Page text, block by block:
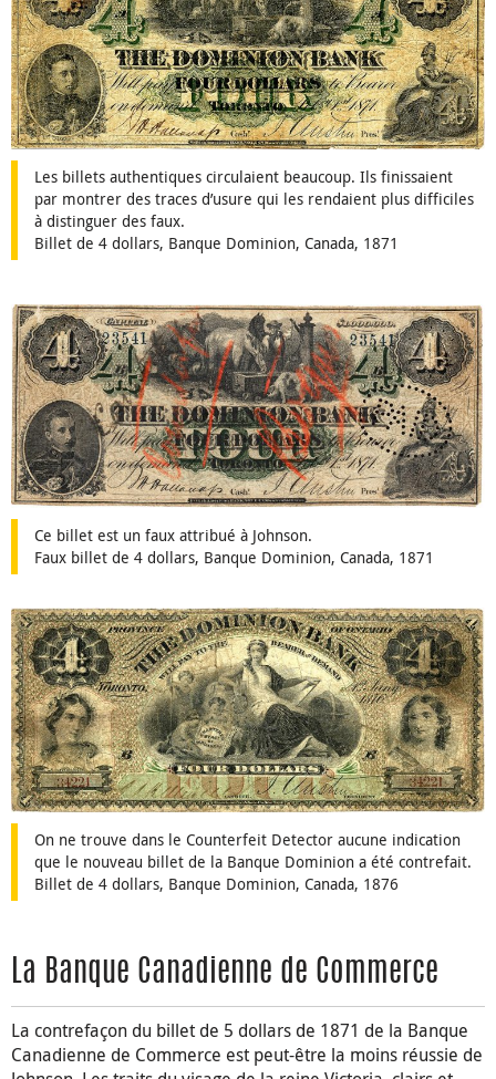
Les billets authentiques circulaient beaucoup. Ils finissaient
par montrer des traces d’usure qui les rendaient plus difficiles
à distinguer des faux.
Billet de 4 dollars, Banque Dominion, Canada, 1871
Ce billet est un faux attribué à Johnson.
Faux billet de 4 dollars, Banque Dominion, Canada, 1871
On ne trouve dans le Counterfeit Detector aucune indication
que le nouveau billet de la Banque Dominion a été contrefait.
Billet de 4 dollars, Banque Dominion, Canada, 1876
La Banque Canadienne de Commerce
La contrefaçon du billet de 5 dollars de 1871 de la Banque
Canadienne de Commerce est peut-être la moins réussie de